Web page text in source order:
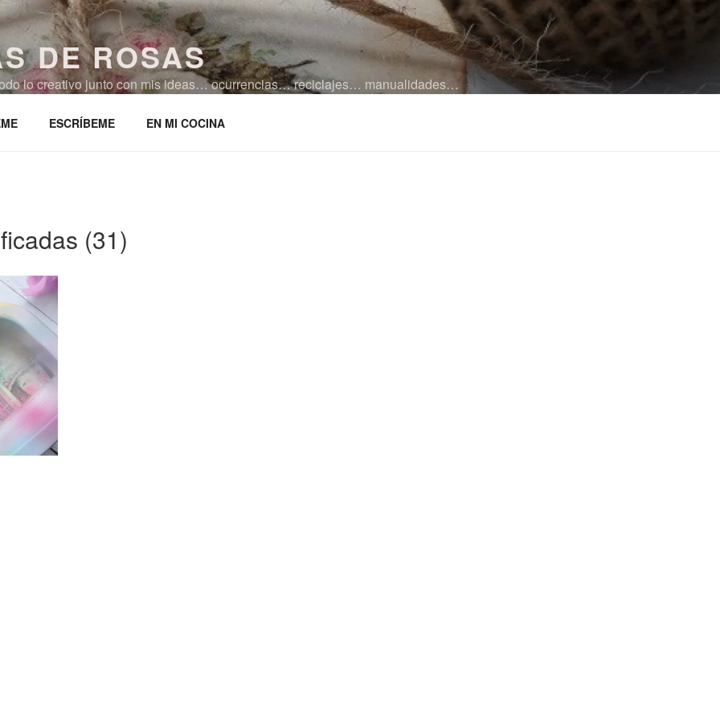
DE ROSAS
lo creativo junto con mis ideas… ocurrencias… reciclajes… manualidades…
ESCRÍBEME EN MI COCINA
(31)